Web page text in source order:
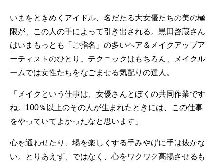
いまをときめくアイドル、名だたる大女優たちの美の極
限が、この人の手によって引き出される。黒田啓蔵さん
はいまもっとも「ご指名」の多いヘア＆メイクアップア
ーティストのひとり。テクニックはもちろん、メイクル
ームでは女性たちをなごませる気配りの達人。
「メイクという仕事は、女優さんとぼくの共同作業です
ね。100％以上のその人が生まれたときには、この仕事
をやっていてよかったなと思います」
心を通わせたり、場を楽しくする手みやげに手は抜かな
い。とりあえず、ではなく、心をワクワク高揚させるも